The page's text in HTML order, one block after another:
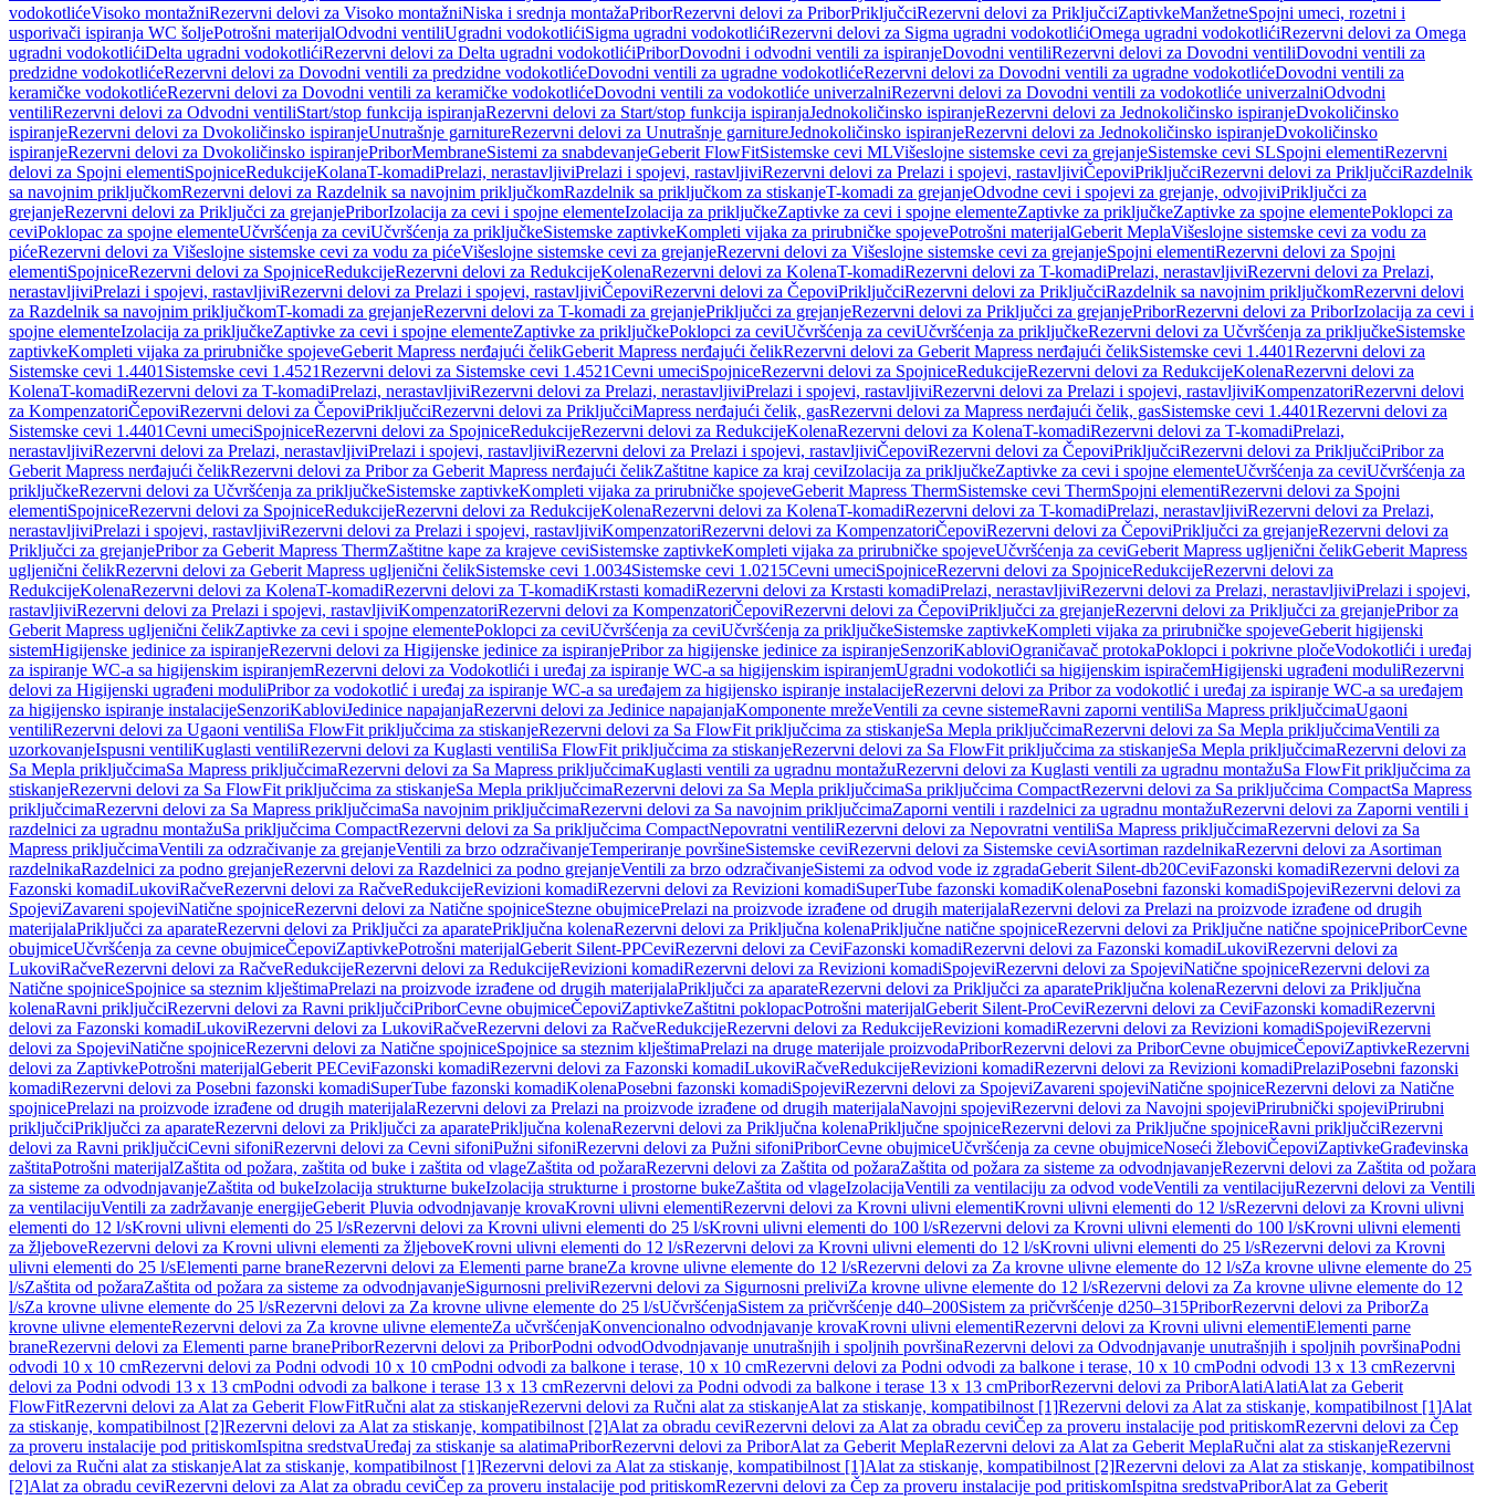
vodokotlićeVisoko montažniRezervni delovi za Visoko montažniNiska i srednja montažaPriborRezervni delovi za PriborPriključciRezervni delovi za PriključciZaptivkeManžetneSpojni umeci, rozetni i
usporivači ispiranja WC šoljePotrošni materijalOdvodni ventiliUgradni vodokotlićiSigma ugradni vodokotlićiRezervni delovi za Sigma ugradni vodokotlićiOmega ugradni vodokotlićiRezervni delovi za Omega
ugradni vodokotlićiDelta ugradni vodokotlićiRezervni delovi za Delta ugradni vodokotlićiPriborDovodni i odvodni ventili za ispiranjeDovodni ventiliRezervni delovi za Dovodni ventiliDovodni ventili za
predzidne vodokotlićeRezervni delovi za Dovodni ventili za predzidne vodokotlićeDovodni ventili za ugradne vodokotlićeRezervni delovi za Dovodni ventili za ugradne vodokotlićeDovodni ventili za
keramičke vodokotlićeRezervni delovi za Dovodni ventili za keramičke vodokotlićeDovodni ventili za vodokotliće univerzalniRezervni delovi za Dovodni ventili za vodokotliće univerzalniOdvodni
ventiliRezervni delovi za Odvodni ventiliStart/stop funkcija ispiranjaRezervni delovi za Start/stop funkcija ispiranjaJednokoličinsko ispiranjeRezervni delovi za Jednokoličinsko ispiranjeDvokoličinsko
ispiranjeRezervni delovi za Dvokoličinsko ispiranjeUnutrašnje garnitureRezervni delovi za Unutrašnje garnitureJednokoličinsko ispiranjeRezervni delovi za Jednokoličinsko ispiranjeDvokoličinsko
ispiranjeRezervni delovi za Dvokoličinsko ispiranjePriborMembraneSistemi za snabdevanjeGeberit FlowFitSistemske cevi MLVišeslojne sistemske cevi za grejanjeSistemske cevi SLSpojni elementiRezervni
delovi za Spojni elementiSpojniceRedukcijeKolanaT-komadiPrelazi, nerastavljiviPrelazi i spojevi, rastavljiviRezervni delovi za Prelazi i spojevi, rastavljiviČepoviPriključciRezervni delovi za PriključciRazdelnik
sa navojnim priključkomRezervni delovi za Razdelnik sa navojnim priključkomRazdelnik sa priključkom za stiskanjeT-komadi za grejanjeOdvodne cevi i spojevi za grejanje, odvojiviPriključci za
grejanjeRezervni delovi za Priključci za grejanjePriborIzolacija za cevi i spojne elementeIzolacija za priključkeZaptivke za cevi i spojne elementeZaptivke za priključkeZaptivke za spojne elementePoklopci za
ceviPoklopac za spojne elementeUčvršćenja za ceviUčvršćenja za priključkeSistemske zaptivkeKompleti vijaka za prirubničke spojevePotrošni materijalGeberit MeplaVišeslojne sistemske cevi za vodu za
pićeRezervni delovi za Višeslojne sistemske cevi za vodu za pićeVišeslojne sistemske cevi za grejanjeRezervni delovi za Višeslojne sistemske cevi za grejanjeSpojni elementiRezervni delovi za Spojni
elementiSpojniceRezervni delovi za SpojniceRedukcijeRezervni delovi za RedukcijeKolenaRezervni delovi za KolenaT-komadiRezervni delovi za T-komadiPrelazi, nerastavljiviRezervni delovi za Prelazi,
nerastavljiviPrelazi i spojevi, rastavljiviRezervni delovi za Prelazi i spojevi, rastavljiviČepoviRezervni delovi za ČepoviPriključciRezervni delovi za PriključciRazdelnik sa navojnim priključkomRezervni delovi
za Razdelnik sa navojnim priključkomT-komadi za grejanjeRezervni delovi za T-komadi za grejanjePriključci za grejanjeRezervni delovi za Priključci za grejanjePriborRezervni delovi za PriborIzolacija za cevi i
spojne elementeIzolacija za priključkeZaptivke za cevi i spojne elementeZaptivke za priključkePoklopci za ceviUčvršćenja za ceviUčvršćenja za priključkeRezervni delovi za Učvršćenja za priključkeSistemske
zaptivkeKompleti vijaka za prirubničke spojeveGeberit Mapress nerđajući čelikGeberit Mapress nerđajući čelikRezervni delovi za Geberit Mapress nerđajući čelikSistemske cevi 1.4401Rezervni delovi za
Sistemske cevi 1.4401 Sistemske cevi 1.4521Rezervni delovi za Sistemske cevi 1.4521Cevni umeciSpojniceRezervni delovi za SpojniceRedukcijeRezervni delovi za RedukcijeKolenaRezervni delovi za
KolenaT-komadiRezervni delovi za T-komadiPrelazi, nerastavljiviRezervni delovi za Prelazi, nerastavljiviPrelazi i spojevi, rastavljiviRezervni delovi za Prelazi i spojevi, rastavljiviKompenzatoriRezervni delovi
za KompenzatoriČepoviRezervni delovi za ČepoviPriključciRezervni delovi za PriključciMapress nerđajući čelik, gasRezervni delovi za Mapress nerđajući čelik, gasSistemske cevi 1.4401Rezervni delovi za
Sistemske cevi 1.4401Cevni umeciSpojniceRezervni delovi za SpojniceRedukcijeRezervni delovi za RedukcijeKolenaRezervni delovi za KolenaT-komadiRezervni delovi za T-komadiPrelazi,
nerastavljiviRezervni delovi za Prelazi, nerastavljiviPrelazi i spojevi, rastavljiviRezervni delovi za Prelazi i spojevi, rastavljiviČepoviRezervni delovi za ČepoviPriključciRezervni delovi za PriključciPribor za
Geberit Mapress nerđajući čelikRezervni delovi za Pribor za Geberit Mapress nerđajući čelikZaštitne kapice za kraj ceviIzolacija za priključkeZaptivke za cevi i spojne elementeUčvršćenja za ceviUčvršćenja za
priključkeRezervni delovi za Učvršćenja za priključkeSistemske zaptivkeKompleti vijaka za prirubničke spojeveGeberit Mapress ThermSistemske cevi ThermSpojni elementiRezervni delovi za Spojni
elementiSpojniceRezervni delovi za SpojniceRedukcijeRezervni delovi za RedukcijeKolenaRezervni delovi za KolenaT-komadiRezervni delovi za T-komadiPrelazi, nerastavljiviRezervni delovi za Prelazi,
nerastavljiviPrelazi i spojevi, rastavljiviRezervni delovi za Prelazi i spojevi, rastavljiviKompenzatoriRezervni delovi za KompenzatoriČepoviRezervni delovi za ČepoviPriključci za grejanjeRezervni delovi za
Priključci za grejanjePribor za Geberit Mapress ThermZaštitne kape za krajeve ceviSistemske zaptivkeKompleti vijaka za prirubničke spojeveUčvršćenja za ceviGeberit Mapress ugljenični čelikGeberit Mapress
ugljenični čelikRezervni delovi za Geberit Mapress ugljenični čelikSistemske cevi 1.0034Sistemske cevi 1.0215Cevni umeciSpojniceRezervni delovi za SpojniceRedukcijeRezervni delovi za
RedukcijeKolenaRezervni delovi za KolenaT-komadiRezervni delovi za T-komadiKrstasti komadiRezervni delovi za Krstasti komadiPrelazi, nerastavljiviRezervni delovi za Prelazi, nerastavljiviPrelazi i spojevi,
rastavljiviRezervni delovi za Prelazi i spojevi, rastavljiviKompenzatoriRezervni delovi za KompenzatoriČepoviRezervni delovi za ČepoviPriključci za grejanjeRezervni delovi za Priključci za grejanjePribor za
Geberit Mapress ugljenični čelikZaptivke za cevi i spojne elementePoklopci za ceviUčvršćenja za ceviUčvršćenja za priključkeSistemske zaptivkeKompleti vijaka za prirubničke spojeveGeberit higijenski
sistemHigijenske jedinice za ispiranjeRezervni delovi za Higijenske jedinice za ispiranjePribor za higijenske jedinice za ispiranjeSenzoriKabloviOgraničavač protokaPoklopci i pokrivne pločeVodokotlići i uređaj
za ispiranje WC-a sa higijenskim ispiranjemRezervni delovi za Vodokotlići i uređaj za ispiranje WC-a sa higijenskim ispiranjemUgradni vodokotlići sa higijenskim ispiračemHigijenski ugrađeni moduliRezervni
delovi za Higijenski ugrađeni moduliPribor za vodokotlić i uređaj za ispiranje WC-a sa uređajem za higijensko ispiranje instalacijeRezervni delovi za Pribor za vodokotlić i uređaj za ispiranje WC-a sa uređajem
za higijensko ispiranje instalacijeSenzoriKabloviJedinice napajanjaRezervni delovi za Jedinice napajanjaKomponente mrežeVentili za cevne sistemeRavni zaporni ventiliSa Mapress priključcimaUgaoni
ventiliRezervni delovi za Ugaoni ventiliSa FlowFit priključcima za stiskanjeRezervni delovi za Sa FlowFit priključcima za stiskanjeSa Mepla priključcimaRezervni delovi za Sa Mepla priključcimaVentili za
uzorkovanjeIspusni ventiliKuglasti ventiliRezervni delovi za Kuglasti ventiliSa FlowFit priključcima za stiskanjeRezervni delovi za Sa FlowFit priključcima za stiskanjeSa Mepla priključcimaRezervni delovi za
Sa Mepla priključcimaSa Mapress priključcimaRezervni delovi za Sa Mapress priključcimaKuglasti ventili za ugradnu montažuRezervni delovi za Kuglasti ventili za ugradnu montažuSa FlowFit priključcima za
stiskanjeRezervni delovi za Sa FlowFit priključcima za stiskanjeSa Mepla priključcimaRezervni delovi za Sa Mepla priključcimaSa priključcima CompactRezervni delovi za Sa priključcima CompactSa Mapress
priključcimaRezervni delovi za Sa Mapress priključcimaSa navojnim priključcimaRezervni delovi za Sa navojnim priključcimaZaporni ventili i razdelnici za ugradnu montažuRezervni delovi za Zaporni ventili i
razdelnici za ugradnu montažuSa priključcima CompactRezervni delovi za Sa priključcima CompactNepovratni ventiliRezervni delovi za Nepovratni ventiliSa Mapress priključcimaRezervni delovi za Sa
Mapress priključcimaVentili za odzračivanje za grejanjeVentili za brzo odzračivanjeTemperiranje površineSistemske ceviRezervni delovi za Sistemske ceviAsortiman razdelnikaRezervni delovi za Asortiman
razdelnikaRazdelnici za podno grejanjeRezervni delovi za Razdelnici za podno grejanjeVentili za brzo odzračivanjeSistemi za odvod vode iz zgradaGeberit Silent-db20CeviFazonski komadiRezervni delovi za
Fazonski komadiLukoviRačveRezervni delovi za RačveRedukcijeRevizioni komadiRezervni delovi za Revizioni komadiSuperTube fazonski komadiKolenaPosebni fazonski komadiSpojeviRezervni delovi za
SpojeviZavareni spojeviNatične spojniceRezervni delovi za Natične spojniceStezne obujmicePrelazi na proizvode izrađene od drugih materijalaRezervni delovi za Prelazi na proizvode izrađene od drugih
materijalaPriključci za aparateRezervni delovi za Priključci za aparatePriključna kolenaRezervni delovi za Priključna kolenaPriključne natične spojniceRezervni delovi za Priključne natične spojnicePriborCevne
obujmiceUčvršćenja za cevne obujmiceČepoviZaptivkePotrošni materijalGeberit Silent-PPCeviRezervni delovi za CeviFazonski komadiRezervni delovi za Fazonski komadiLukoviRezervni delovi za
LukoviRačveRezervni delovi za RačveRedukcijeRezervni delovi za RedukcijeRevizioni komadiRezervni delovi za Revizioni komadiSpojeviRezervni delovi za SpojeviNatične spojniceRezervni delovi za
Natične spojniceSpojnice sa steznim klještimaPrelazi na proizvode izrađene od drugih materijalaPriključci za aparateRezervni delovi za Priključci za aparatePriključna kolenaRezervni delovi za Priključna
kolenaRavni priključciRezervni delovi za Ravni priključciPriborCevne obujmiceČepoviZaptivkeZaštitni poklopacPotrošni materijalGeberit Silent-ProCeviRezervni delovi za CeviFazonski komadiRezervni
delovi za Fazonski komadiLukoviRezervni delovi za LukoviRačveRezervni delovi za RačveRedukcijeRezervni delovi za RedukcijeRevizioni komadiRezervni delovi za Revizioni komadiSpojeviRezervni
delovi za SpojeviNatične spojniceRezervni delovi za Natične spojniceSpojnice sa steznim klještimaPrelazi na druge materijale proizvodaPriborRezervni delovi za PriborCevne obujmiceČepoviZaptivkeRezervni
delovi za ZaptivkePotrošni materijalGeberit PECeviFazonski komadiRezervni delovi za Fazonski komadiLukoviRačveRedukcijeRevizioni komadiRezervni delovi za Revizioni komadiPrelaziPosebni fazonski
komadiRezervni delovi za Posebni fazonski komadiSuperTube fazonski komadiKolenaPosebni fazonski komadiSpojeviRezervni delovi za SpojeviZavareni spojeviNatične spojniceRezervni delovi za Natične
spojnicePrelazi na proizvode izrađene od drugih materijalaRezervni delovi za Prelazi na proizvode izrađene od drugih materijalaNavojni spojeviRezervni delovi za Navojni spojeviPrirubnički spojeviPrirubni
priključciPriključci za aparateRezervni delovi za Priključci za aparatePriključna kolenaRezervni delovi za Priključna kolenaPriključne spojniceRezervni delovi za Priključne spojniceRavni priključciRezervni
delovi za Ravni priključciCevni sifoniRezervni delovi za Cevni sifoniPužni sifoniRezervni delovi za Pužni sifoniPriborCevne obujmiceUčvršćenja za cevne obujmiceNoseći žleboviČepoviZaptivkeGrađevinska
zaštitaPotrošni materijalZaštita od požara, zaštita od buke i zaštita od vlageZaštita od požaraRezervni delovi za Zaštita od požaraZaštita od požara za sisteme za odvodnjavanjeRezervni delovi za Zaštita od požara
za sisteme za odvodnjavanjeZaštita od bukeIzolacija strukturne bukeIzolacija strukturne i prostorne bukeZaštita od vlageIzolacijaVentili za ventilaciju za odvod vodeVentili za ventilacijuRezervni delovi za Ventili
za ventilacijuVentili za zadržavanje energijeGeberit Pluvia odvodnjavanje krovaKrovni ulivni elementiRezervni delovi za Krovni ulivni elementiKrovni ulivni elementi do 12 l/sRezervni delovi za Krovni ulivni
elementi do 12 l/sKrovni ulivni elementi do 25 l/sRezervni delovi za Krovni ulivni elementi do 25 l/sKrovni ulivni elementi do 100 l/sRezervni delovi za Krovni ulivni elementi do 100 l/sKrovni ulivni elementi
za žljeboveRezervni delovi za Krovni ulivni elementi za žljeboveKrovni ulivni elementi do 12 l/sRezervni delovi za Krovni ulivni elementi do 12 l/sKrovni ulivni elementi do 25 l/sRezervni delovi za Krovni
ulivni elementi do 25 l/sElementi parne braneRezervni delovi za Elementi parne braneZa krovne ulivne elemente do 12 l/sRezervni delovi za Za krovne ulivne elemente do 12 l/sZa krovne ulivne elemente do 25
l/sZaštita od požaraZaštita od požara za sisteme za odvodnjavanjeSigurnosni preliviRezervni delovi za Sigurnosni preliviZa krovne ulivne elemente do 12 l/sRezervni delovi za Za krovne ulivne elemente do 12
l/sZa krovne ulivne elemente do 25 l/sRezervni delovi za Za krovne ulivne elemente do 25 l/sUčvršćenjaSistem za pričvršćenje d40–200Sistem za pričvršćenje d250–315PriborRezervni delovi za PriborZa
krovne ulivne elementeRezervni delovi za Za krovne ulivne elementeZa učvršćenjaKonvencionalno odvodnjavanje krovaKrovni ulivni elementiRezervni delovi za Krovni ulivni elementiElementi parne
braneRezervni delovi za Elementi parne branePriborRezervni delovi za PriborPodni odvodOdvodnjavanje unutrašnjih i spoljnih površinaRezervni delovi za Odvodnjavanje unutrašnjih i spoljnih površinaPodni
odvodi 10 x 10 cmRezervni delovi za Podni odvodi 10 x 10 cmPodni odvodi za balkone i terase, 10 x 10 cmRezervni delovi za Podni odvodi za balkone i terase, 10 x 10 cmPodni odvodi 13 x 13 cmRezervni
delovi za Podni odvodi 13 x 13 cmPodni odvodi za balkone i terase 13 x 13 cmRezervni delovi za Podni odvodi za balkone i terase 13 x 13 cmPriborRezervni delovi za PriborAlatiAlatiAlat za Geberit
FlowFitRezervni delovi za Alat za Geberit FlowFitRučni alat za stiskanjeRezervni delovi za Ručni alat za stiskanjeAlat za stiskanje, kompatibilnost [1]Rezervni delovi za Alat za stiskanje, kompatibilnost [1]Alat
za stiskanje, kompatibilnost [2]Rezervni delovi za Alat za stiskanje, kompatibilnost [2]Alat za obradu ceviRezervni delovi za Alat za obradu ceviČep za proveru instalacije pod pritiskomRezervni delovi za Čep
za proveru instalacije pod pritiskomIspitna sredstvaUređaj za stiskanje sa alatimaPriborRezervni delovi za PriborAlat za Geberit MeplaRezervni delovi za Alat za Geberit MeplaRučni alat za stiskanjeRezervni
delovi za Ručni alat za stiskanjeAlat za stiskanje, kompatibilnost [1]Rezervni delovi za Alat za stiskanje, kompatibilnost [1]Alat za stiskanje, kompatibilnost [2]Rezervni delovi za Alat za stiskanje, kompatibilnost
[2]Alat za obradu ceviRezervni delovi za Alat za obradu ceviČep za proveru instalacije pod pritiskomRezervni delovi za Čep za proveru instalacije pod pritiskomIspitna sredstvaPriborAlat za Geberit